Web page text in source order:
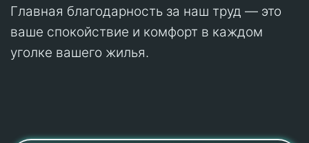
Главная благодарность за наш труд — это
ваше спокойствие и комфорт в каждом
уголке вашего жилья.